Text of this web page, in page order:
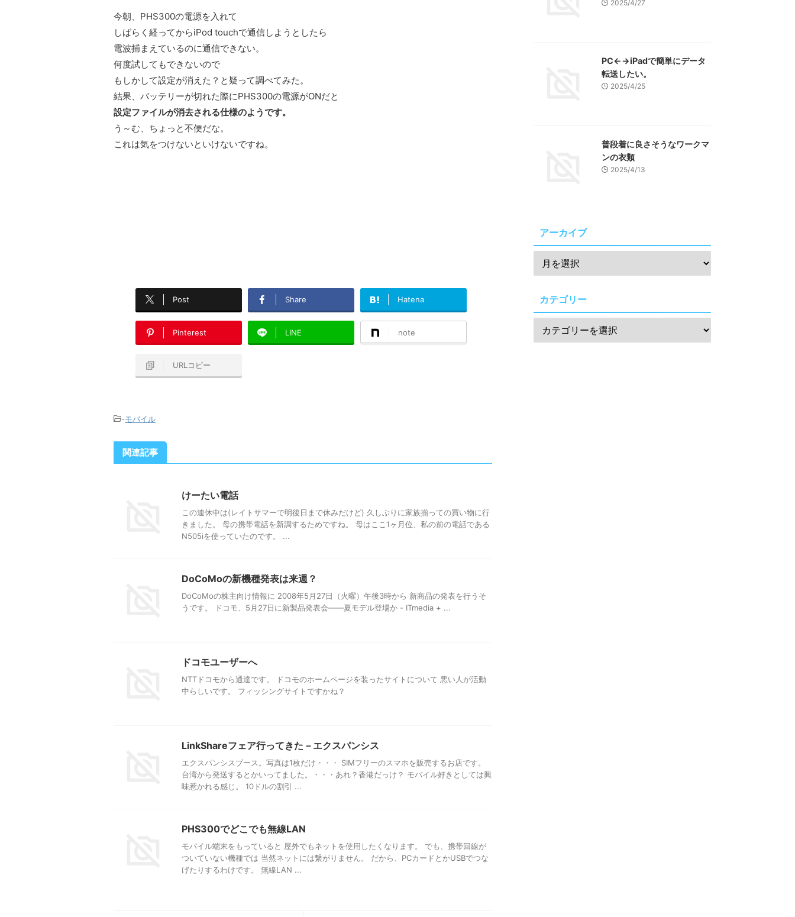
今朝、PHS300の電源を入れて
しばらく経ってからiPod touchで通信しようとしたら
電波捕まえているのに通信できない。
何度試してもできないので
もしかして設定が消えた？と疑って調べてみた。
結果、バッテリーが切れた際にPHS300の電源がONだと
設定ファイルが消去される仕様のようです。
う～む、ちょっと不便だな。
これは気をつけないといけないですね。
Post Share Hatena
Pinterest LINE note
URLコピー
-モバイル
関連記事
けーたい電話
この連休中は(レイトサマーで明後日まで休みだけど) 久しぶりに家族揃っての買い物に行
きました。 母の携帯電話を新調するためですね。 母はここ1ヶ月位、私の前の電話である
N505iを使っていたのです。 ...
DoCoMoの新機種発表は来週？
DoCoMoの株主向け情報に 2008年5月27日（火曜）午後3時から 新商品の発表を行うそ
うです。 ドコモ、5月27日に新製品発表会——夏モデル登場か - ITmedia + ...
ドコモユーザーへ
NTTドコモから通達です。 ドコモのホームページを装ったサイトについて 悪い人が活動
中らしいです。 フィッシングサイトですかね？
LinkShareフェア行ってきた－エクスパンシス
エクスパンシスブース。写真は1枚だけ・・・ SIMフリーのスマホを販売するお店です。
台湾から発送するとかいってました。・・・あれ？香港だっけ？ モバイル好きとしては興
味惹かれる感じ。 10ドルの割引 ...
PHS300でどこでも無線LAN
モバイル端末をもっていると 屋外でもネットを使用したくなります。 でも、携帯回線が
ついていない機種では 当然ネットには繋がりません。 だから、PCカードとかUSBでつな
げたりするわけです。 無線LAN ...
2025/4/27
PC←→iPadで簡単にデータ
転送したい。
2025/4/25
普段着に良さそうなワークマ
ンの衣類
2025/4/13
アーカイブ
カテゴリー